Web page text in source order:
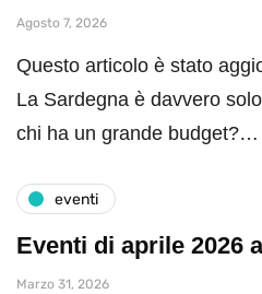
Agosto 7, 2026
Questo articolo è stato
La Sardegna è davvero
chi ha un grande budget?…
eventi
Eventi di aprile 2026
Marzo 31, 2026